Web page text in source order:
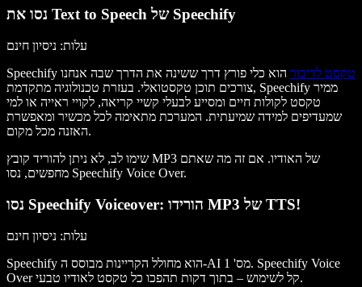
נסו את Text to Speech של Speechify
עלות: ניסיון חינם
Speechify
טקסט לדיבור הוא כלי פורץ דרך ששינה את הדרך שבה אנחנו
צורכים תוכן טקסטואלי. בעזרת טכנולוגיה מתקדמת, Speechify ממיר
טקסט לקולות חיים ומסייע לבעלי קשיי קריאה, לקויי ראייה או למי
שמעדיפים למידה שמיעתית. המערכת מתאימה לכל מכשיר ומאפשרת
האזנה מכל מקום.
שימו לב, לא ניתן להוריד קובץ MP3 של האודיו. אם זה מה שאתם
מחפשים, נסו Speechify Voice Over.
נסו Speechify Voiceover: הורידו MP3 של TTS!
עלות: ניסיון חינם
Speechify הוא מחולל הקריינות מבוסס ה-AI מס' 1. Speechify Voice
Over קל לשימוש – בתוך דקות תהפכו כל טקסט לאודיו טבעי.